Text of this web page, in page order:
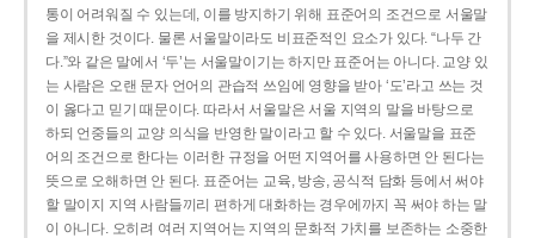
통이 어려워질 수 있는데, 이를 방지하기 위해 표준어의 조건으로 서울말
을 제시한 것이다. 물론 서울말이라도 비표준적인 요소가 있다. “나두 간
다.”와 같은 말에서 ‘두’는 서울말이기는 하지만 표준어는 아니다. 교양 있
는 사람은 오랜 문자 언어의 관습적 쓰임에 영향을 받아 ‘도’라고 쓰는 것
이 옳다고 믿기 때문이다. 따라서 서울말은 서울 지역의 말을 바탕으로
하되 언중들의 교양 의식을 반영한 말이라고 할 수 있다. 서울말을 표준
어의 조건으로 한다는 이러한 규정을 어떤 지역어를 사용하면 안 된다는
뜻으로 오해하면 안 된다. 표준어는 교육, 방송, 공식적 담화 등에서 써야
할 말이지 지역 사람들끼리 편하게 대화하는 경우에까지 꼭 써야 하는 말
이 아니다. 오히려 여러 지역어는 지역의 문화적 가치를 보존하는 소중한